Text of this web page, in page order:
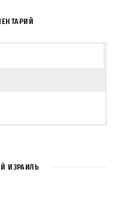
ИЗРАИЛЬ